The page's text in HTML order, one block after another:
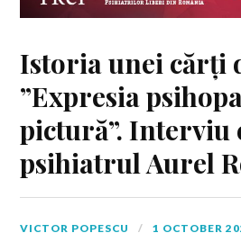
Istoria unei cărți
”Expresia
pictură”. Interviu
psihiatrul Aurel
VICTOR POPESCU 1 OCTOBER